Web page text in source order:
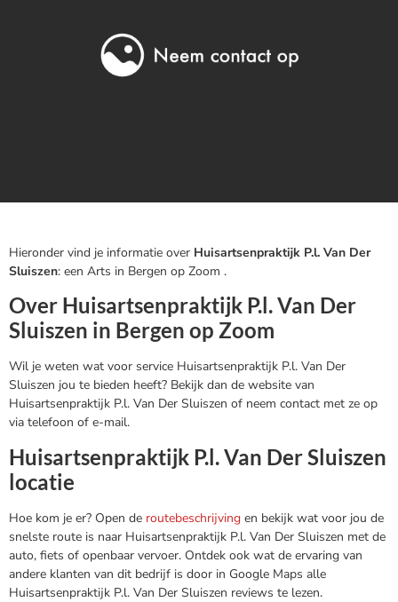
Hieronder vind je informatie over Huisartsenpraktijk P.l. Van Der
Sluiszen: een Arts in Bergen op Zoom .
Over Huisartsenpraktijk P.l. Van Der
Sluiszen in Bergen op Zoom
Wil je weten wat voor service Huisartsenpraktijk P.l. Van Der
Sluiszen jou te bieden heeft? Bekijk dan de website van
Huisartsenpraktijk P.l. Van Der Sluiszen of neem contact met ze op
via telefoon of e-mail.
Huisartsenpraktijk P.l. Van Der Sluiszen
locatie
Hoe kom je er? Open de routebeschrijving en bekijk wat voor jou de
snelste route is naar Huisartsenpraktijk P.l. Van Der Sluiszen met de
auto, fiets of openbaar vervoer. Ontdek ook wat de ervaring van
andere klanten van dit bedrijf is door in Google Maps alle
Huisartsenpraktijk P.l. Van Der Sluiszen reviews te lezen.